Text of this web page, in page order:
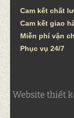
Cam kết chất
Cam kết giao
Miễn phí vận
Phục vụ 24/7
Website thiết